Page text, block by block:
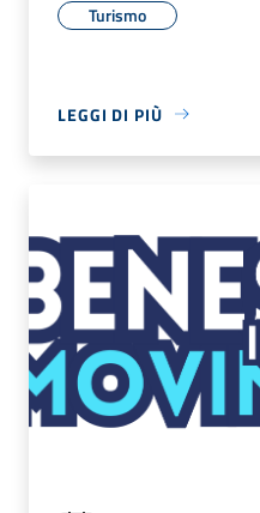
Turismo
LEGGI DI PIÙ